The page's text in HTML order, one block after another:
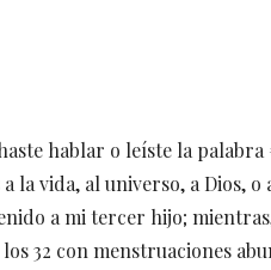
hablar o leíste la
la vida, al universo, a Dios, o
a mi tercer hijo;
32 con menstruaciones